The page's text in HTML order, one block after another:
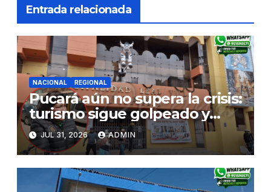
Entrada relacionada
NACIONAL REGIONAL
Pucará aún no supera la crisis:
turismo sigue golpeado y
alcaldesa exige al nuevo
Gobierno fondos para obras
paralizadas
JUL 31, 2026 ADMIN